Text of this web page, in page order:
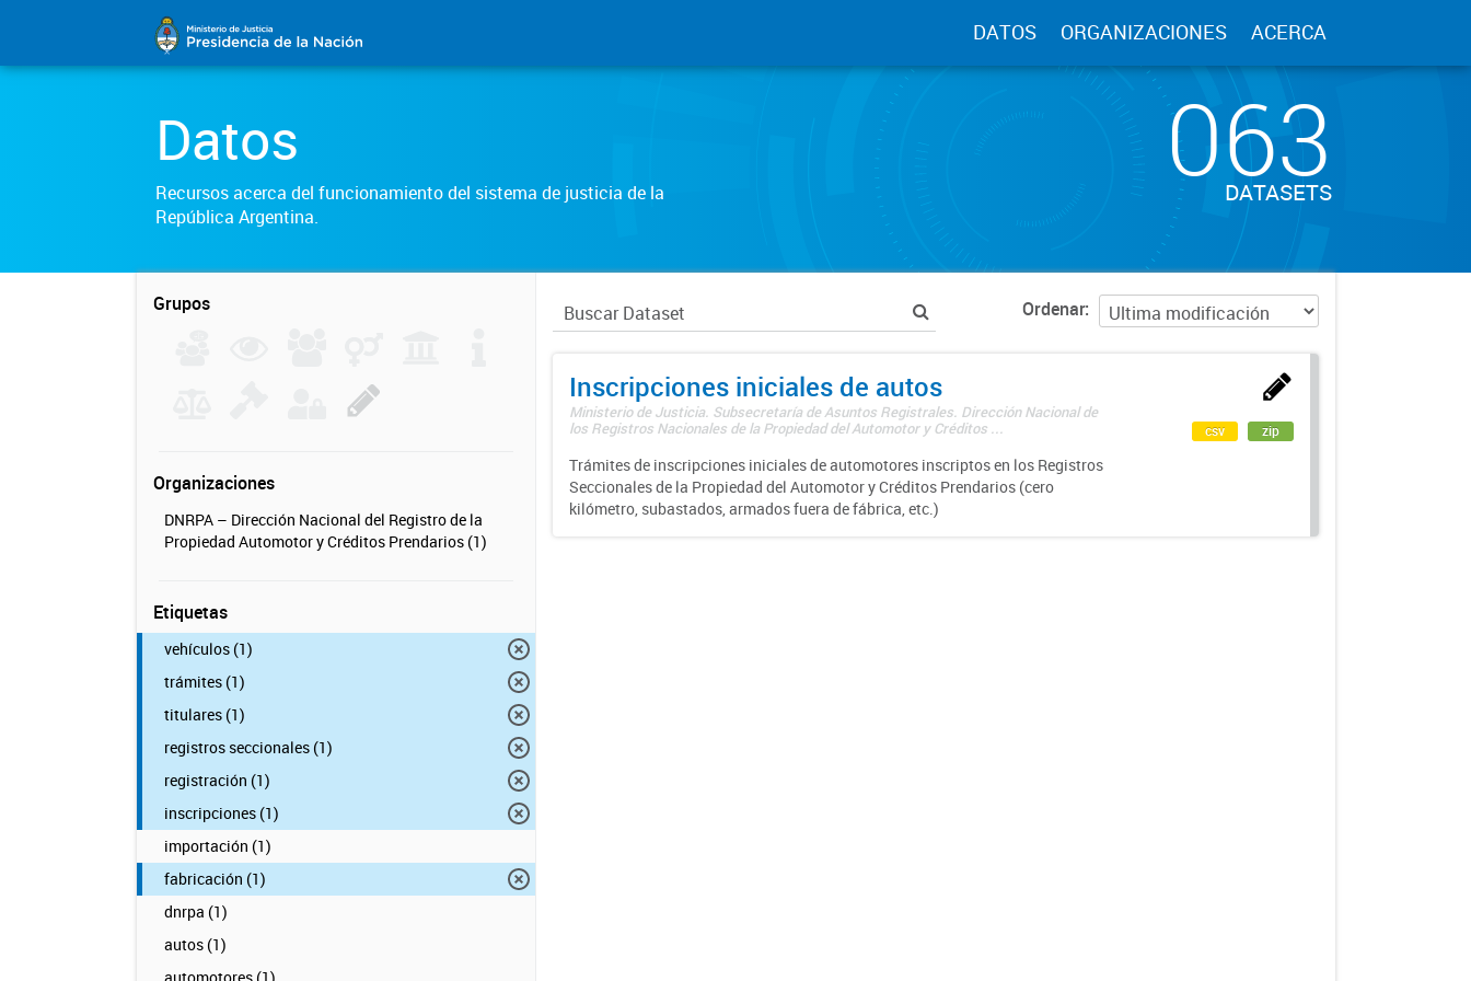
DATOS ORGANIZACIONES ACERCA
Datos
Recursos acerca del funcionamiento del sistema de justicia de la
República Argentina.
063
DATASETS
Grupos
Organizaciones
DNRPA – Dirección Nacional del Registro de la
Propiedad Automotor y Créditos Prendarios (1)
Etiquetas
vehículos (1)
trámites (1)
titulares (1)
registros seccionales (1)
registración (1)
inscripciones (1)
importación (1)
fabricación (1)
dnrpa (1)
autos (1)
Ordenar
Inscripciones iniciales de autos
Ministerio de Justicia. Subsecretaría de Asuntos Registrales. Dirección Nacional de
los Registros Nacionales de la Propiedad del Automotor y Créditos ...
Trámites de inscripciones iniciales de automotores inscriptos en los Registros
Seccionales de la Propiedad del Automotor y Créditos Prendarios (cero
kilómetro, subastados, armados fuera de fábrica, etc.)
csv zip